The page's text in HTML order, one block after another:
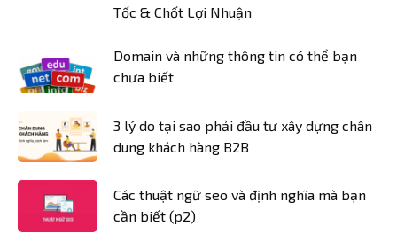
Tốc & Chốt Lợi Nhuận
Domain và những thông tin có thể bạn
chưa biết
3 lý do tại sao phải đầu tư xây dựng chân
dung khách hàng B2B
Các thuật ngữ seo và định nghĩa mà bạn
cần biết (p2)